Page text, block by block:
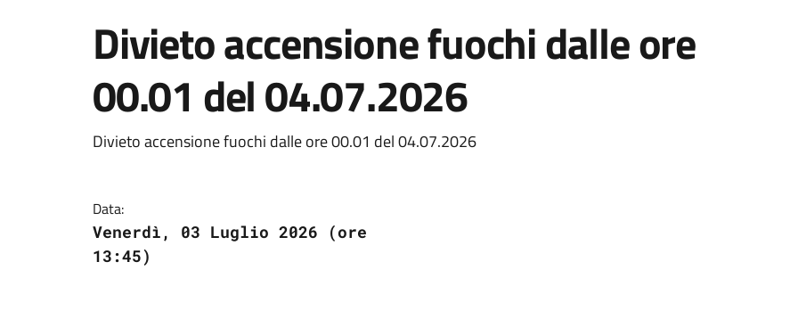
Divieto accensione fuochi dalle ore
00.01 del 04.07.2026
Divieto accensione fuochi dalle ore 00.01 del 04.07.2026
Data:
Venerdì, 03 Luglio 2026 (ore
13:45)